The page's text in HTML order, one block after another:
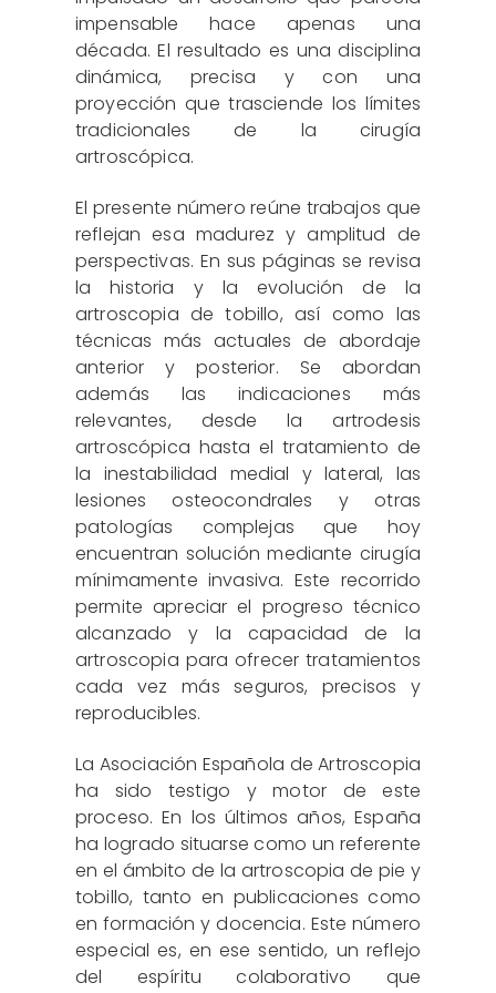
impensable hace apenas una
década. El resultado es una disciplina
dinámica, precisa y con una
proyección que trasciende los límites
tradicionales de la cirugía
artroscópica.
El presente número reúne trabajos que
reflejan esa madurez y amplitud de
perspectivas. En sus páginas se revisa
la historia y la evolución de la
artroscopia de tobillo, así como las
técnicas más actuales de abordaje
anterior y posterior. Se abordan
además las indicaciones más
relevantes, desde la artrodesis
artroscópica hasta el tratamiento de
la inestabilidad medial y lateral, las
lesiones osteocondrales y otras
patologías complejas que hoy
encuentran solución mediante cirugía
mínimamente invasiva. Este recorrido
permite apreciar el progreso técnico
alcanzado y la capacidad de la
artroscopia para ofrecer tratamientos
cada vez más seguros, precisos y
reproducibles.
La Asociación Española de Artroscopia
ha sido testigo y motor de este
proceso. En los últimos años, España
ha logrado situarse como un referente
en el ámbito de la artroscopia de pie y
tobillo, tanto en publicaciones como
en formación y docencia. Este número
especial es, en ese sentido, un reflejo
del espíritu colaborativo que